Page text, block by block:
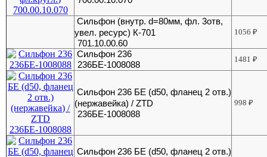
Сильфон (внутр. d=80мм, фл. 3отв,
увел. ресурс) К-701
701.10.00.60
1056₽
Сильфон 236
236БЕ-1008088
1481₽
Сильфон 236 БЕ (d50, фланец 2 отв.)
(нержавейка) / ZTD
236БЕ-1008088
998₽
Сильфон 236 БЕ (d50, фланец 2 отв.)